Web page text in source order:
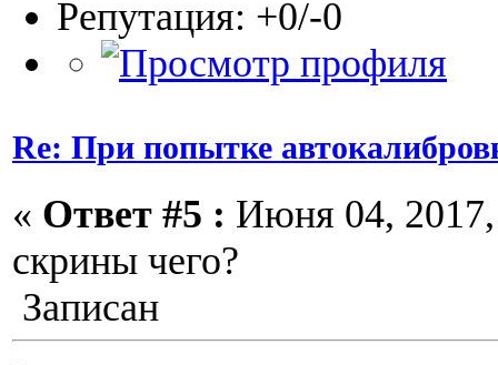
Репутация: +0/-0
Re: При попытке
« Ответ #5 : Июня 04,
скрины чего?
Записан